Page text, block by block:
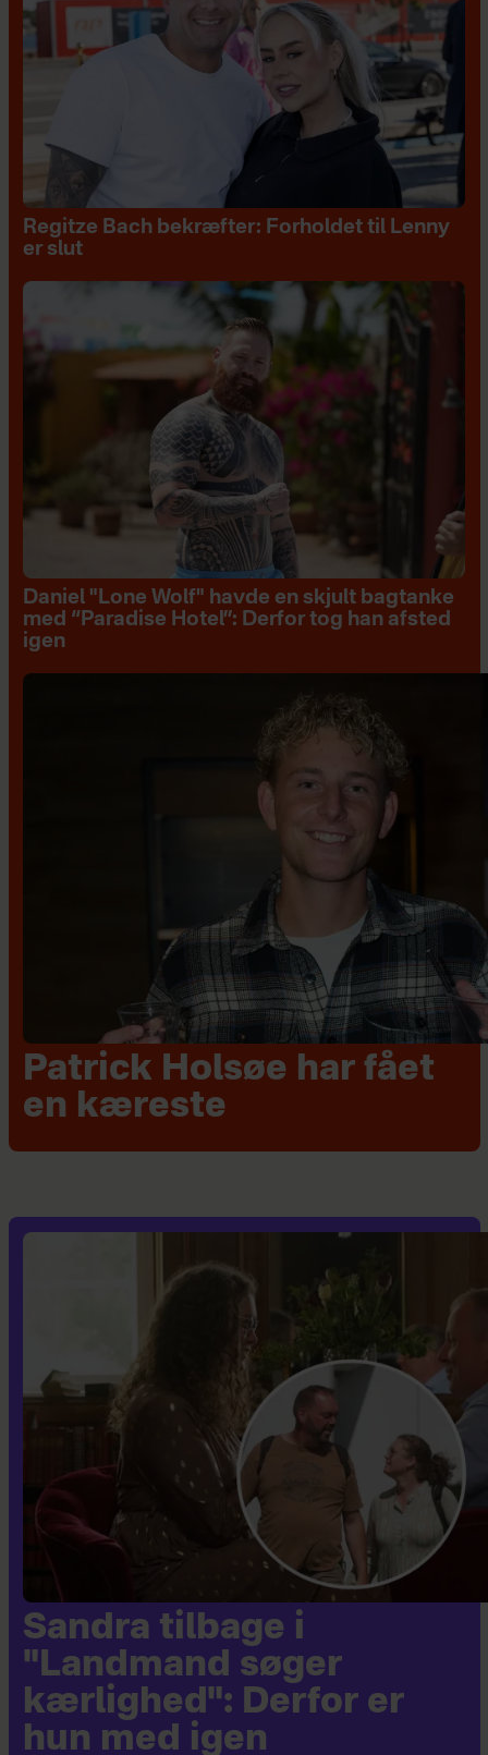
Regitze Bach bekræfter: Forholdet til Lenny
er slut
Daniel "Lone Wolf" havde en skjult bagtanke
med “Paradise Hotel”: Derfor tog han afsted
igen
Patrick Holsøe har fået
en kæreste
Sandra tilbage i
"Landmand søger
kærlighed": Derfor er
hun med igen